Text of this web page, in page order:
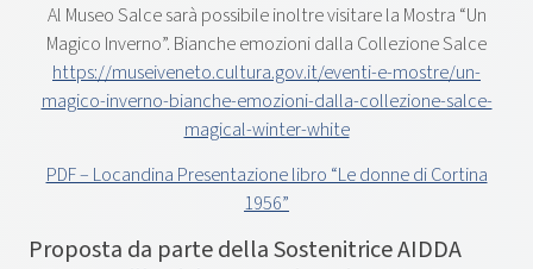
Al Museo Salce sarà possibile inoltre visitare la Mostra “Un
Magico Inverno”. Bianche emozioni dalla Collezione Salce
https://museiveneto.cultura.gov.it/eventi-e-mostre/un-
magico-inverno-bianche-emozioni-dalla-collezione-salce-
magical-winter-white
PDF – Locandina Presentazione libro “Le donne di Cortina
1956”
Proposta da parte della Sostenitrice AIDDA